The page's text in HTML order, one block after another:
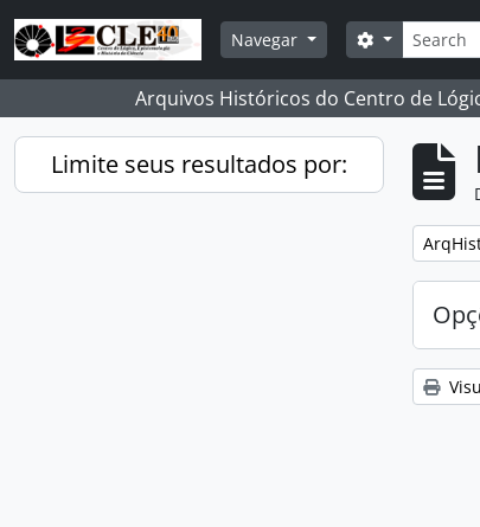
Skip to main content
Navegar
Buscar
Opções de
Arquivos Históricos do Centro de
Limite seus resultados por: